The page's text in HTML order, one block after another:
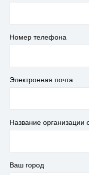
Номер телефона
Электронная почта
Название организации
Ваш город